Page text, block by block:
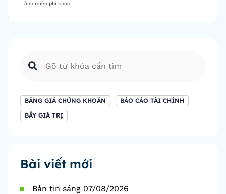
ảnh miễn phí khác.
BẢNG GIÁ CHỨNG KHOÁN
BÁO CÁO TÀI CHÍNH
BẪY GIÁ TRỊ
Bài viết mới
Bản tin sáng 07/08/2026